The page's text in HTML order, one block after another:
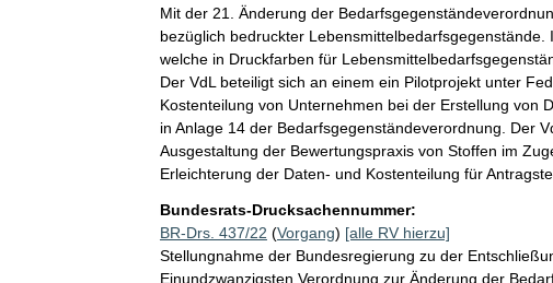
Mit der 21. Änderung der
bezüglich bedruckter
welche in Druckfarben für
Der VdL beteiligt sich an einem ein Pilotprojekt unter
Kostenteilung von Unternehmen bei der Erstellung von
in Anlage 14 der Bedarfsgegenständeverordnung. Der
Ausgestaltung der Bewertungspraxis von Stoffen im
Erleichterung der Daten- und Kostenteilung für
Bundesrats-Drucksachennummer:
BR-Drs. 437/22 (Vorgang) [alle RV hierzu]
Stellungnahme der Bundesregierung zu der
Einundzwanzigsten Verordnung zur Änderung der